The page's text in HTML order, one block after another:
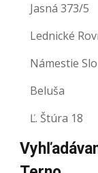
Jasná 373/5
Lednické
Námestie
Beluša
Ľ. Štúra 18